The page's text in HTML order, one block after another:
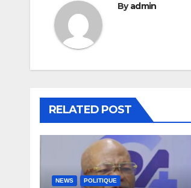
Byadmin
RELATED POST
NEWS POLITIQUE